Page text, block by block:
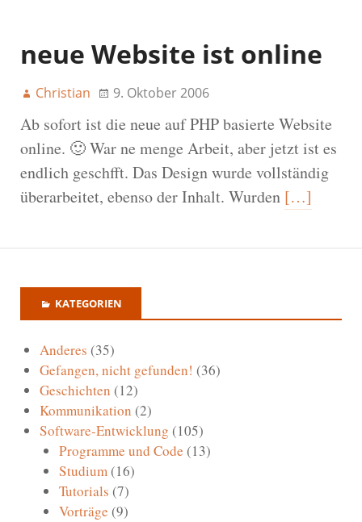
neue Website ist online
Christian 9. Oktober 2006
Ab sofort ist die neue auf PHP basierte Website
online. 🙂 War ne menge Arbeit, aber jetzt ist es
endlich geschfft. Das Design wurde vollständig
überarbeitet, ebenso der Inhalt. Wurden […]
KATEGORIEN
Anderes (35)
Gefangen, nicht gefunden! (36)
Geschichten (12)
Kommunikation (2)
Software-Entwicklung (105)
Programme und Code (13)
Studium(16)
Tutorials (7)
Vorträge (9)